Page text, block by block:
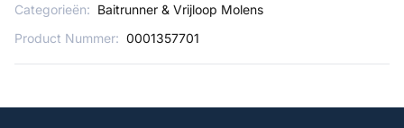
Categorieën: Baitrunner & Vrijloop Molens
Product Nummer: 0001357701